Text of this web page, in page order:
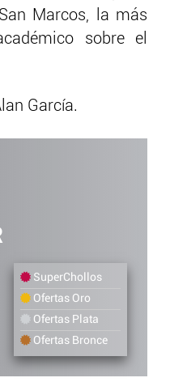
Marcos, la más
sobre el
García.
SuperChollos
Ofertas Oro
Ofertas Plata
Ofertas Bronce